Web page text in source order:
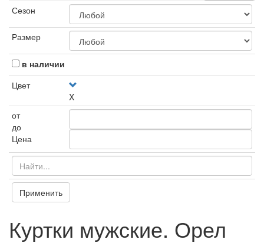
Сезон
Размер
в наличии
Цвет
X
от
до
Цена
Применить
Куртки мужские. Орел